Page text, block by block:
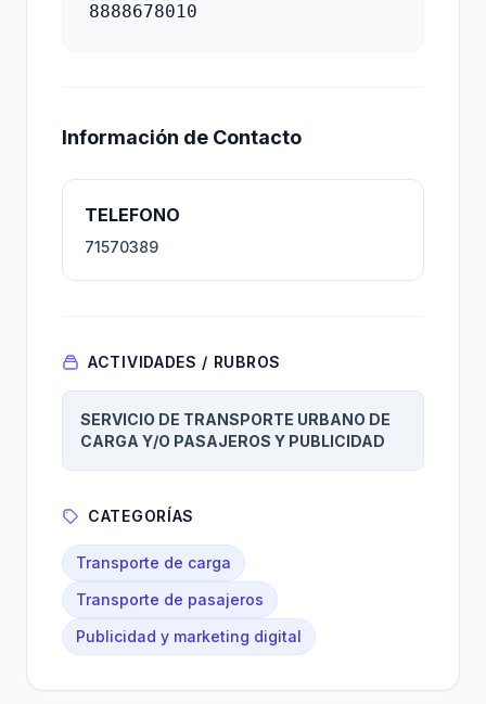
8888678010
Información de Contacto
TELEFONO
71570389
ACTIVIDADES / RUBROS
SERVICIO DE TRANSPORTE URBANO DE
CARGA Y/O PASAJEROS Y PUBLICIDAD
CATEGORÍAS
Transporte de carga
Transporte de pasajeros
Publicidad y marketing digital